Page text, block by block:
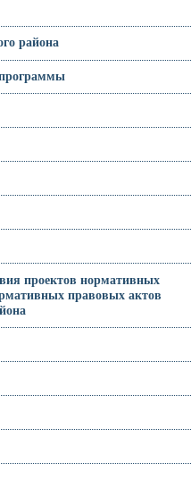
района
проектов нормативных
правовых актов